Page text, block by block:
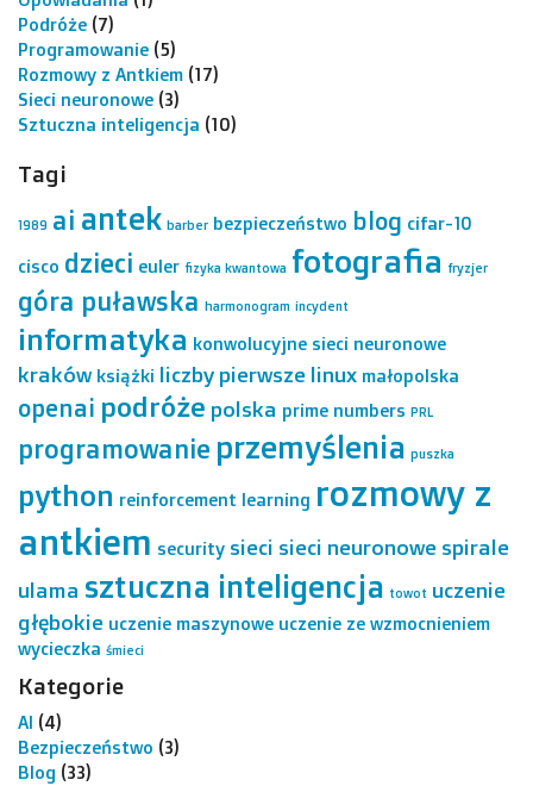
Podróże (7)
Programowanie (5)
Rozmowy z Antkiem (17)
Sieci neuronowe (3)
Sztuczna inteligencja (10)
Tagi
1989 ai antek barber bezpieczeństwo blog cifar-10
cisco dzieci euler fizyka kwantowa fotografia fryzjer
góra puławska harmonogram incydent
informatyka konwolucyjne sieci neuronowe
kraków książki liczby pierwsze linux małopolska
openai podróże polska prime numbers PRL
programowanie przemyślenia puszka
python reinforcement learning rozmowy z
antkiem security sieci sieci neuronowe spirale
ulama sztuczna inteligencja towot uczenie
głębokie uczenie maszynowe uczenie ze wzmocnieniem
wycieczka śmieci
Kategorie
AI (4)
Bezpieczeństwo (3)
Blog (33)